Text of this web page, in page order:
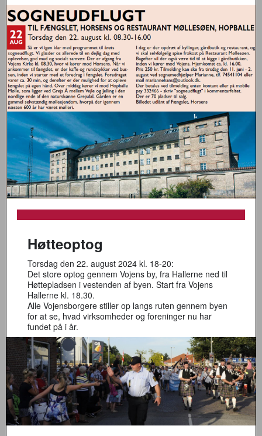
Høtteoptog
Torsdag den 22. august 2024 kl. 18-20:
Det store optog gennem Vojens by, fra Hallerne ned til
Høttepladsen i vestenden af byen. Start fra Vojens
Hallerne kl. 18.30.
Alle Vojensborgere stiller op langs ruten gennem byen
for at se, hvad virksomheder og foreninger nu har
fundet på i år.